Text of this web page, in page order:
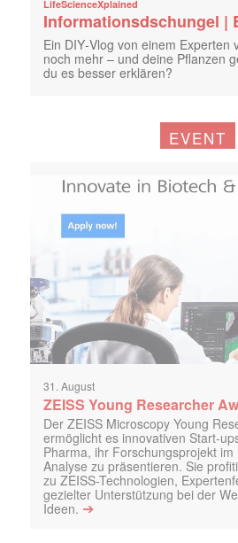
LifeScienceXplained
Informationsdschungel |
Ein DIY‑Vlog von einem Experten
noch mehr – und deine Pflanzen
du es besser erklären?
EVENT
31. August
ZEISS Young Researcher
Der ZEISS Microscopy Young
ermöglicht es innovativen Start-
Pharma, ihr Forschungsprojekt
Analyse zu präsentieren. Sie
zu ZEISS-Technologien,
gezielter Unterstützung bei der
Ideen. ➔